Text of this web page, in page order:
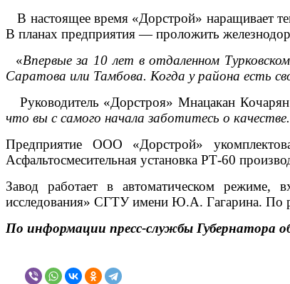
В настоящее время «Дорстрой» наращивает
В планах предприятия — проложить
«Впервые за 10 лет в отдаленном
Саратова или Тамбова. Когда у района есть
Руководитель «Дорстроя» Мнацакан Кочарян
что вы с самого начала заботитесь о
Предприятие ООО «Дорстрой»
Асфальтосмесительная установка РТ-60
Завод работает в автоматическом режиме,
исследования» СГТУ имени Ю.А. Гагарина. По
По информации пресс-службы Губернатора